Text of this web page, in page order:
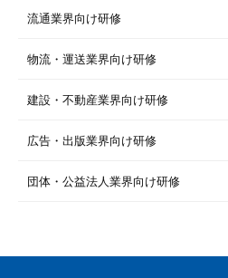
流通業界向け研修
物流・運送業界向け研修
建設・不動産業界向け研修
広告・出版業界向け研修
団体・公益法人業界向け研修